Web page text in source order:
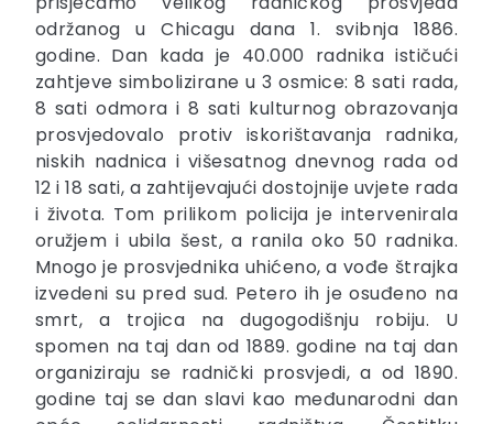
održanog u Chicagu dana 1. svibnja 1886.
godine. Dan kada je 40.000 radnika ističući
zahtjeve simbolizirane u 3 osmice: 8 sati rada,
8 sati odmora i 8 sati kulturnog obrazovanja
prosvjedovalo protiv iskorištavanja radnika,
niskih nadnica i višesatnog dnevnog rada od
12 i 18 sati, a zahtijevajući dostojnije uvjete rada
i života. Tom prilikom policija je intervenirala
oružjem i ubila šest, a ranila oko 50 radnika.
Mnogo je prosvjednika uhićeno, a vođe štrajka
izvedeni su pred sud. Petero ih je osuđeno na
smrt, a trojica na dugogodišnju robiju. U
spomen na taj dan od 1889. godine na taj dan
organiziraju se radnički prosvjedi, a od 1890.
godine taj se dan slavi kao međunarodni dan